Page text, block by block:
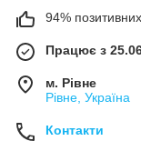
94% позитивних
Працює з
м. Рівне
Рівне, Україна
Контакти